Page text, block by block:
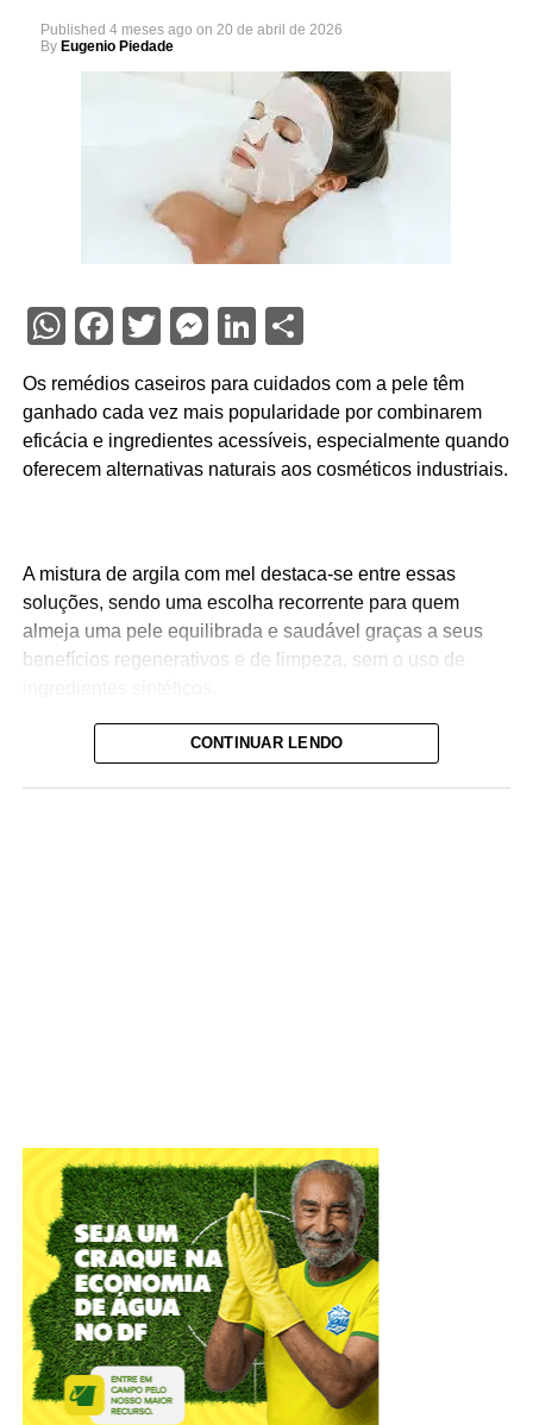
Published 4 meses ago on 20 de abril de 2026
By Eugenio Piedade
WhatsApp
Facebook
Twitter
Messenger
LinkedIn
Share
Os remédios caseiros para cuidados com a pele têm
ganhado cada vez mais popularidade por combinarem
eficácia e ingredientes acessíveis, especialmente quando
oferecem alternativas naturais aos cosméticos industriais.
A mistura de argila com mel destaca-se entre essas
soluções, sendo uma escolha recorrente para quem
almeja uma pele equilibrada e saudável graças a seus
benefícios regenerativos e de limpeza, sem o uso de
ADVERTISEMENT
Quais são as principais vantagens
de misturar argila com mel na
rotina de cuidados?
A principal razão para unir argila com mel é conseguir um
CONTINUAR LENDO